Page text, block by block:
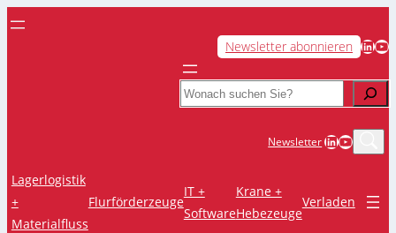
Newsletter abonnieren LinkedIn YouTube
Search
NewsletterLinkedIn
Lagerlogistik
+
Materialfluss
Flurförderzeuge
IT +
Software
Krane +
Hebezeuge
Verladen